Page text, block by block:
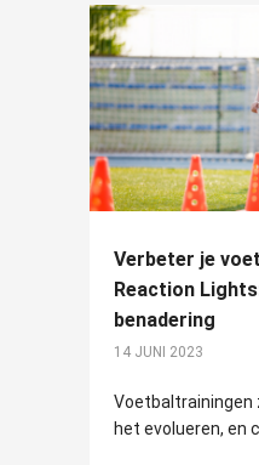
Verbeter je
Reaction
benadering
14 JUNI 2023
Voetbaltrainingen
het evolueren, en